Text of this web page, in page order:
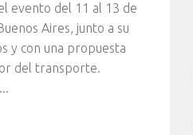
evento del 11 al 13 de
Aires, junto a su
y con una propuesta
del transporte.